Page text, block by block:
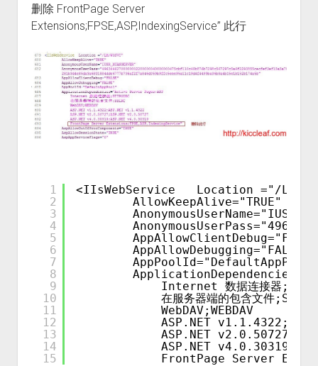
删除 FrontPage Server
Extensions;FPSE,ASP,IndexingService” 此行
1
2
3
4
5
6
7
8
9
10
11
12
13
14
15
<IIsWebService   Location ="/LM/
AllowKeepAlive="TRUE"
AppAllowDebugging="FALSE"
AppPoolId="DefaultAppPool"
Internet 数据连接器
在服务器端的包含文件;SSINC
WebDAV;WEBDAV
ASP.NET
ASP.NET
ASP.NET
FrontPage Server